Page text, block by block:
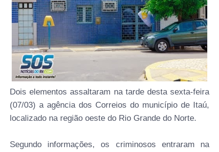
Dois elementos assaltaram na tarde desta sexta-feira
(07/03) a agência dos Correios do município de Itaú,
localizado na região oeste do Rio Grande do Norte.
Segundo informações, os criminosos entraram na